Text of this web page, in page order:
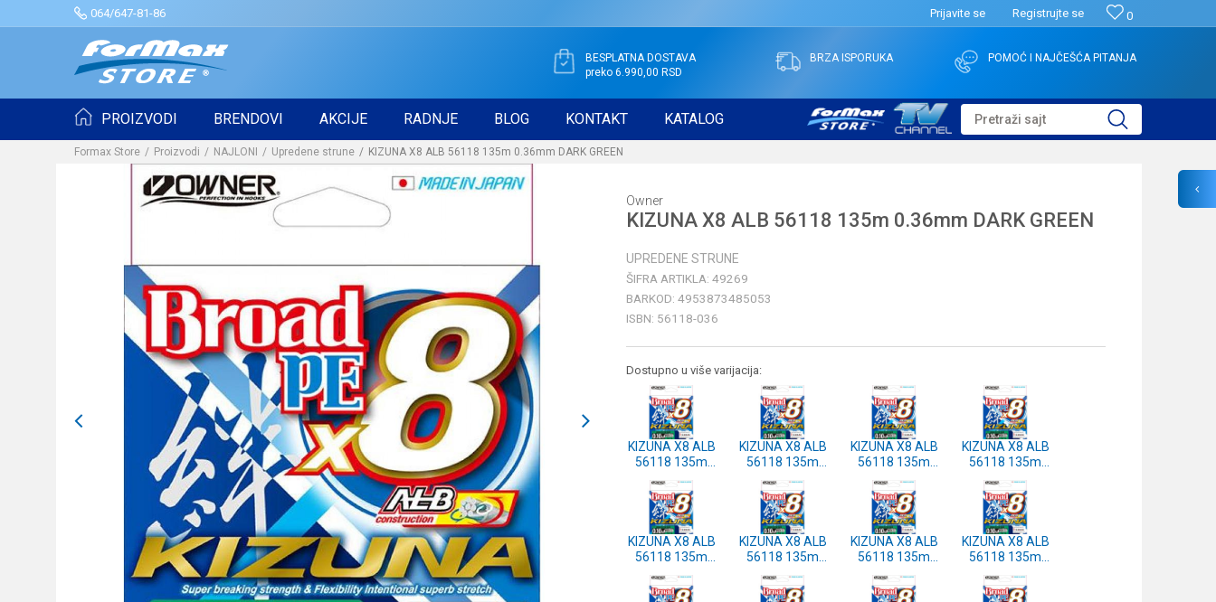
064/647-81-86 0
Prijavite se Registrujte se
BESPLATNA DOSTAVA
preko 6.990,00 RSD
BRZA ISPORUKA POMOĆ I NAJČEŠĆA PITANJA
PROIZVODI BRENDOVI AKCIJE RADNJE BLOG KONTAKT KATALOG Pretraži sajt
Formax Store Proizvodi NAJLONI Upredene strune KIZUNA X8 ALB 56118 135m 0.36mm DARK GREEN
Owner
KIZUNA X8 ALB 56118 135m 0.36mm DARK GREEN
UPREDENE STRUNE
ŠIFRA ARTIKLA: 49269
BARKOD: 4953873485053
ISBN: 56118-036
Dostupno u više varijacija:
KIZUNA X8 ALB
56118 135m
0.42mm DARK
GREEN
KIZUNA X8 ALB
56118 135m
0.36mm DARK
GREEN
KIZUNA X8 ALB
56118 135m
0.33mm DARK
GREEN
KIZUNA X8 ALB
56118 135m
0.29mm DARK
GREEN
KIZUNA X8 ALB
56118 135m
0.25mm DARK
GREEN
KIZUNA X8 ALB
56118 135m
0.21mm DARK
GREEN
KIZUNA X8 ALB
56118 135m
0.19mm DARK
GREEN
KIZUNA X8 ALB
56118 135m
0.17mm DARK
GREEN